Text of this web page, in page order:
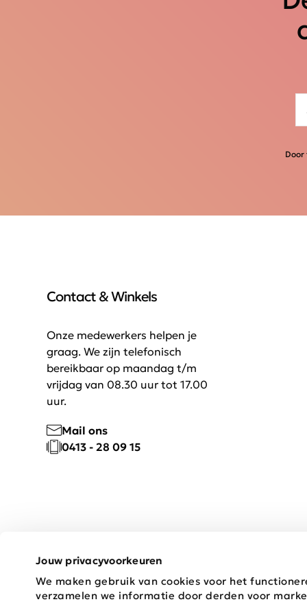
Jouw privacyvoorkeuren
We maken gebruik van cookies voor het
verzamelen we informatie door derden voor
Door
Contact & Winkels
Onze medewerkers helpen je
graag. We zijn telefonisch
bereikbaar op maandag t/m
vrijdag van 08.30 uur tot 17.00
uur.
Mail ons
0413 - 28 09 15
Copyright © 2026 Schijvens Mode